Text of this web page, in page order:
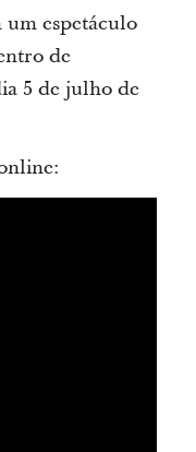
espetáculo
de
5 de julho de